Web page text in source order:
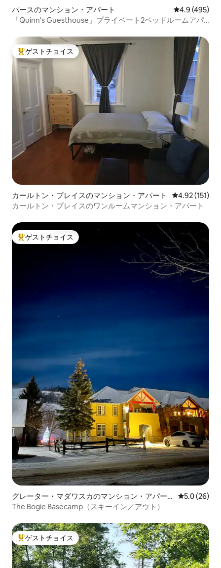
パースのマンション・アパート レビュー495
4.9 (495)
「Quinn's Guesthouse」プライベート2ベッドルームアパ
大好評のゲストチョイスです。
ゲストチョイス
カールトン・プレイスのマンション・アパート レビュー151
4.92 (151)
カールトン・プレイスのワンルームマンション・アパート
大好評のゲストチョイスです。
ゲストチョイス
グレーター・マダワスカのマンション・アパー
ト
レビュー26
5.0 (26)
The Bogie Basecamp（スキーイン／アウト）
大好評のゲストチョイスです。
ゲストチョイス